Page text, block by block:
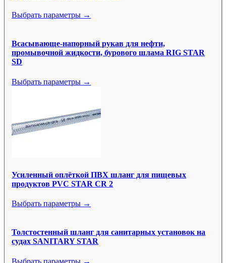
Выбрать параметры →
Всасывающе-напорный рукав для нефти,
промывочной жидкости, бурового шлама RIG STAR
SD
Выбрать параметры →
Усиленный оплёткой ПВХ шланг для пищевых
продуктов PVC STAR CR 2
Выбрать параметры →
Толстостенный шланг для санитарных установок на
судах SANITARY STAR
Выбрать параметры →